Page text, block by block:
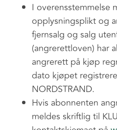
I overensstemmelse
opplysningsplikt og
fjernsalg og salg
(angrerettloven) har
angrerett på kjøp
dato kjøpet
NORDSTRAND.
Hvis abonnenten
meldes skriftlig til